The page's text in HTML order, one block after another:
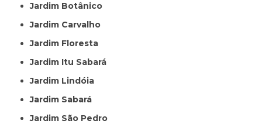
Jardim Botânico
Jardim Carvalho
Jardim Floresta
Jardim Itu Sabará
Jardim Lindóia
Jardim Sabará
Jardim São Pedro